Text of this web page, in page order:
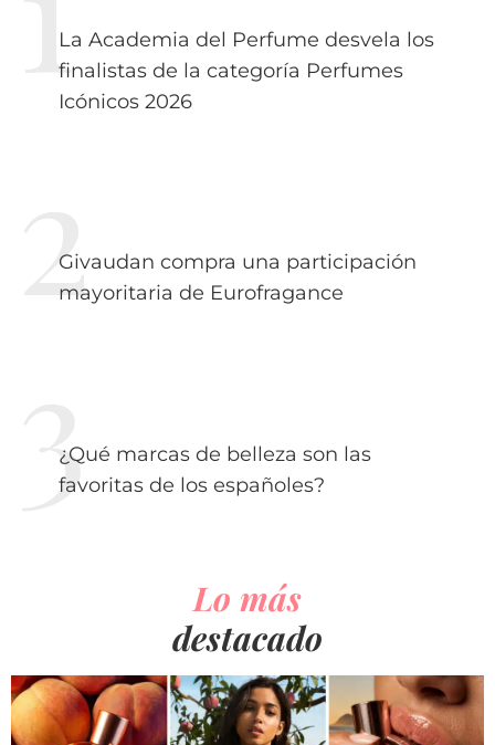
La Academia del Perfume desvela los
finalistas de la categoría Perfumes
Icónicos 2026
Givaudan compra una participación
mayoritaria de Eurofragance
¿Qué marcas de belleza son las
favoritas de los españoles?
Lo más
destacado